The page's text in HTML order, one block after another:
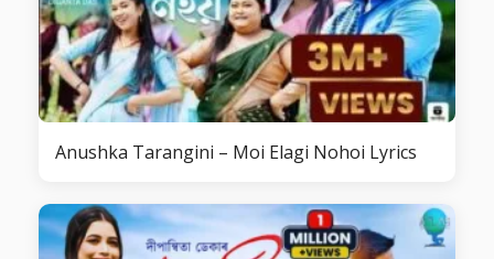
Anushka Tarangini – Moi Elagi Nohoi Lyrics